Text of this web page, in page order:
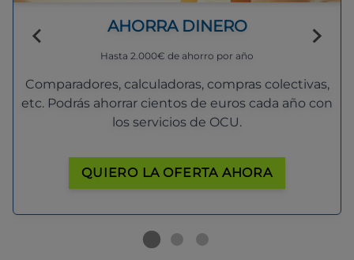
AHORRA DINERO
Hasta 2.000€ de ahorro por año
Comparadores, calculadoras, compras colectivas,
etc. Podrás ahorrar cientos de euros cada año con
los servicios de OCU.
QUIERO LA OFERTA AHORA